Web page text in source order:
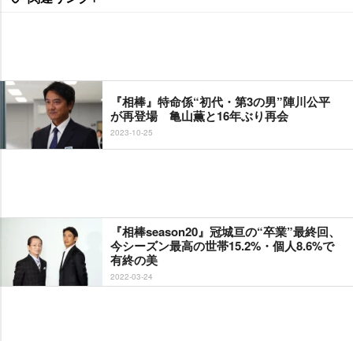
『相棒』特命係“初代・第3の男”陣川公平
が再登場 亀山薫と16年ぶり再会
2023-10-25
『相棒season20』冠城亘の“卒業”最終回、
今シーズン最高の世帯15.2%・個人8.6%で
有終の美
2022-03-24